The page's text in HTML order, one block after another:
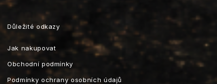
Důležité odkazy
Jak nakupovat
Obchodní podmínky
Podmínky ochrany osobních údajů